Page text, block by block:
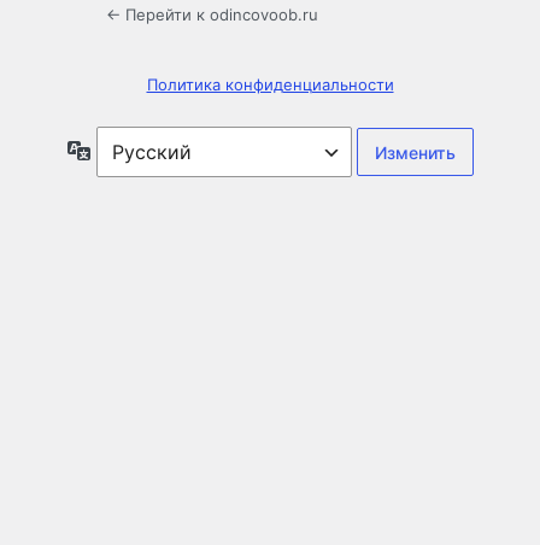
← Перейти к odincovoob.ru
Политика конфиденциальности
Язык